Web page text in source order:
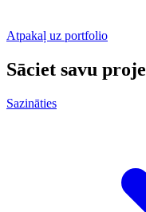
Atpakaļ uz portfolio
Sāciet savu
Sazināties